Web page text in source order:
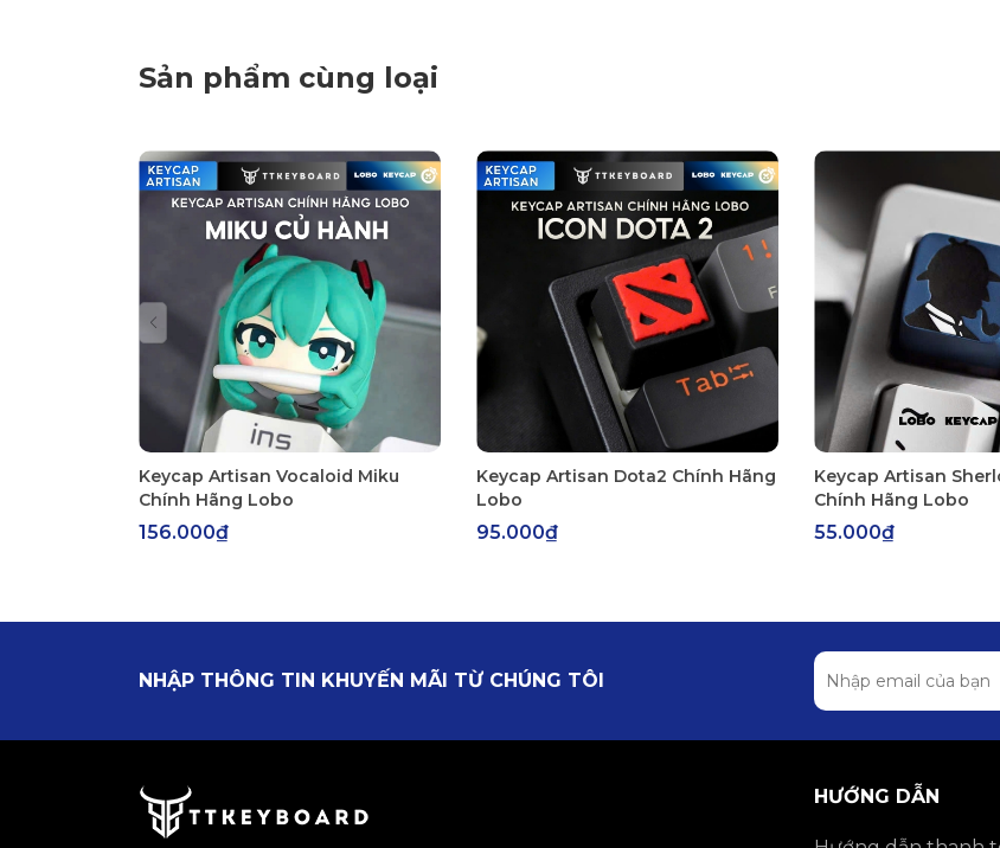
Sản phẩm cùng loại
Keycap Artisan Vocaloid Miku
Chính Hãng Lobo
156.000₫
Keycap Artisan Dota2 Chính Hãng
Lobo
95.000₫
Keycap Artisan
Chính Hãng Lobo
55.000₫
NHẬP THÔNG TIN KHUYẾN MÃI TỪ CHÚNG TÔI
HƯỚNG DẪN